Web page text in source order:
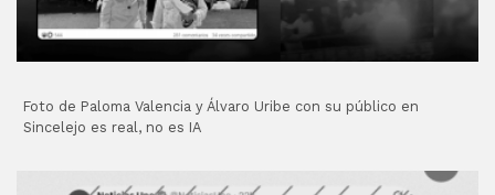
Foto de Paloma Valencia y Álvaro Uribe con su público en
Sincelejo es real, no es IA